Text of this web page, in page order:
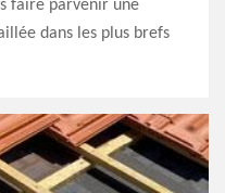
faire parvenir une
dans les plus brefs